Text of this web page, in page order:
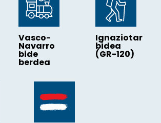
Vasco-
Navarro
bide
berdea
Ignaziotar
bidea
(GR-120)